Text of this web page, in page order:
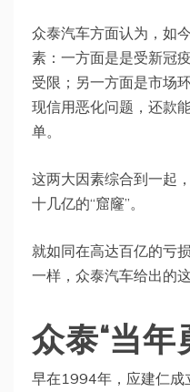
众泰汽车方面认为，如
素：一方面是是受新冠
受限；另一方面是市场
现信用恶化问题，还款
单。
这两大因素综合到一起
十几亿的“窟窿”。
就如同在高达百亿的亏
一样，众泰汽车给出的
众泰“当年
早在1994年，应建仁成